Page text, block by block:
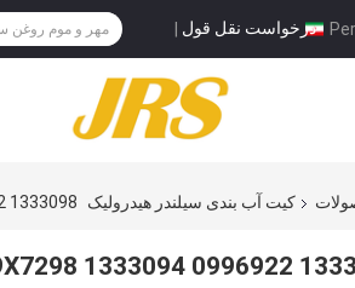
درخواست نقل قول |
کیت آب بندی سیلندر هیدرولیک 1333098 0996922 9X3592 9X3589 1082870 9X35950931488 9X7298 1333094 5I5928 9X3586 9X7301 9X3601 9X3601 9X360149
9X7298 1333094